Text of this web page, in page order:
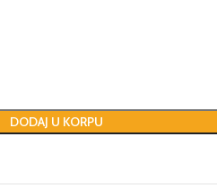
DODAJ U KORPU